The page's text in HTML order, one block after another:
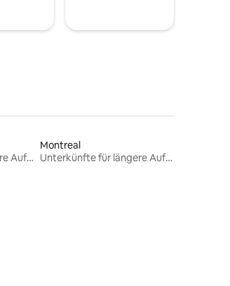
Unterkünfte für längere Aufenthalte
Montreal
Unterkünfte für längere Aufenthalte